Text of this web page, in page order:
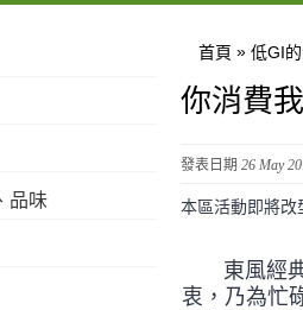
品味
首頁 » 低GI
你消費
發表日期 26 May
本區活動即將改
東風經
衷，乃為忙